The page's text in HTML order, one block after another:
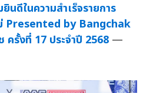
นดีในความสำเร็จรายการ
Presented by Bangchak
ครั้งที่ 17 ประจำปี 2568 —